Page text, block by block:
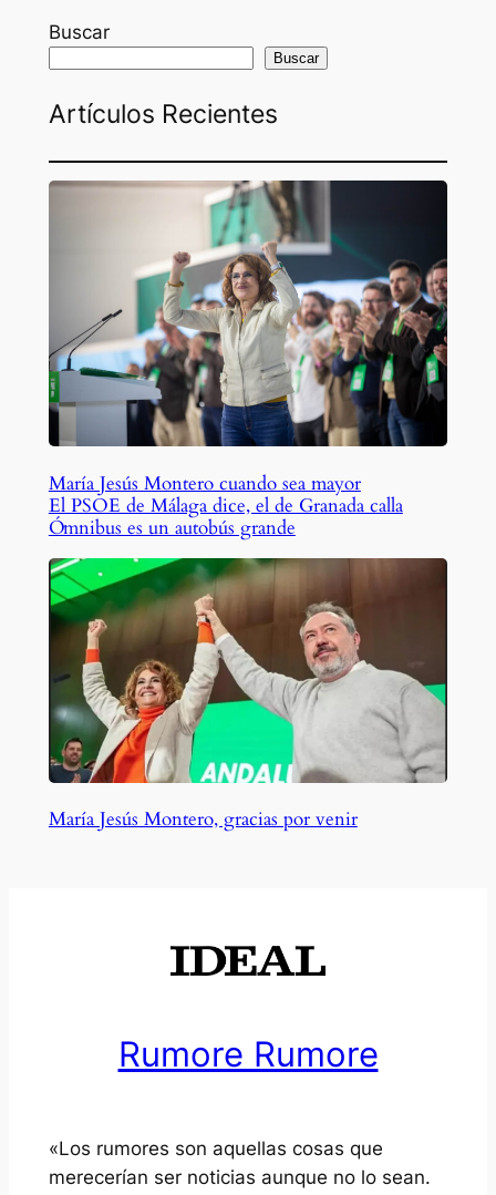
Buscar
Buscar
Artículos Recientes
María Jesús Montero cuando sea mayor
El PSOE de Málaga dice, el de Granada calla
Ómnibus es un autobús grande
María Jesús Montero, gracias por venir
Rumore Rumore
«Los rumores son aquellas cosas que
merecerían ser noticias aunque no lo sean.